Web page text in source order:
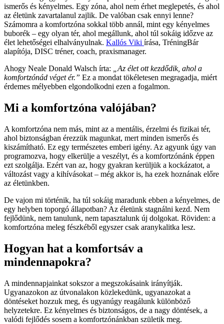
ismerős és kényelmes. Egy zóna, ahol nem érhet meglepetés, és ahol
az életünk zavartalanul zajlik. De valóban csak ennyi lenne?
Számomra a komfortzóna sokkal több annál, mint egy kényelmes
buborék – egy olyan tér, ahol megállunk, ahol túl sokáig időzve az
élet lehetőségei elhalványulnak. Kallós Viki írása, TréningBár
alapítója, DISC tréner, coach, praxismanager.
Ahogy Neale Donald Walsch írta:
„Az élet ott kezdődik, ahol a
komfortzónád véget ér.” Ez a mondat tökéletesen megragadja, miért
érdemes mélyebben elgondolkodni ezen a fogalmon.
Mi a komfortzóna valójában?
A komfortzóna nem más, mint az a mentális, érzelmi és fizikai tér,
ahol biztonságban érezzük magunkat, mert minden ismerős és
kiszámítható. Ez egy természetes emberi igény. Az agyunk úgy van
programozva, hogy elkerülje a veszélyt, és a komfortzónánk éppen
ezt szolgálja. Ezért van az, hogy gyakran kerüljük a kockázatot, a
változást vagy a kihívásokat – még akkor is, ha ezek hoznának előre
az életünkben.
De vajon mi történik, ha túl sokáig maradunk ebben a kényelmes, de
egy helyben toporgó állapotban? Az életünk stagnálni kezd. Nem
fejlődünk, nem tanulunk, nem tapasztalunk új dolgokat. Röviden: a
komfortzóna meleg fészkéből egyszer csak aranykalitka lesz.
Hogyan hat a komfortsáv a
mindennapokra?
A mindennapjainkat sokszor a megszokásaink irányítják.
Ugyanazokon az útvonalakon közlekedünk, ugyanazokat a
döntéseket hozzuk meg, és ugyanúgy reagálunk különböző
helyzetekre. Ez kényelmes és biztonságos, de a nagy döntések, a
valódi fejlődés sosem a komfortzónánkban születik meg.